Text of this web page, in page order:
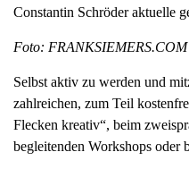
Constantin Schröder aktuelle
Foto: FRANKSIEMERS.COM
Selbst aktiv zu werden und
zahlreichen, zum Teil
Flecken kreativ“, beim
begleitenden Workshops